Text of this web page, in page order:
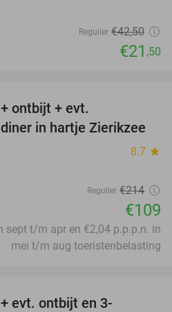
Regulier €42,50
€21 ,50
ontbijt + evt.
in hartje Zierikzee
8.7 star
Regulier €214
€109
sept t/m apr en €2,04 p.p.p.n. in
mei t/m aug toeristenbelasting
evt. ontbijt en 3-